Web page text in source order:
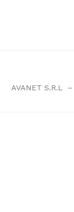
AVANET S.R.L
–